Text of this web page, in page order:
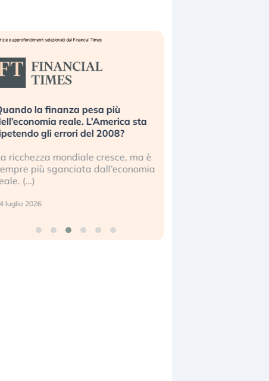
la finanza pesa più
reale. L’America sta
gli errori del 2008?
ricchezza mondiale cresce, ma è
più sganciata dall’economia
(…)
luglio 2026